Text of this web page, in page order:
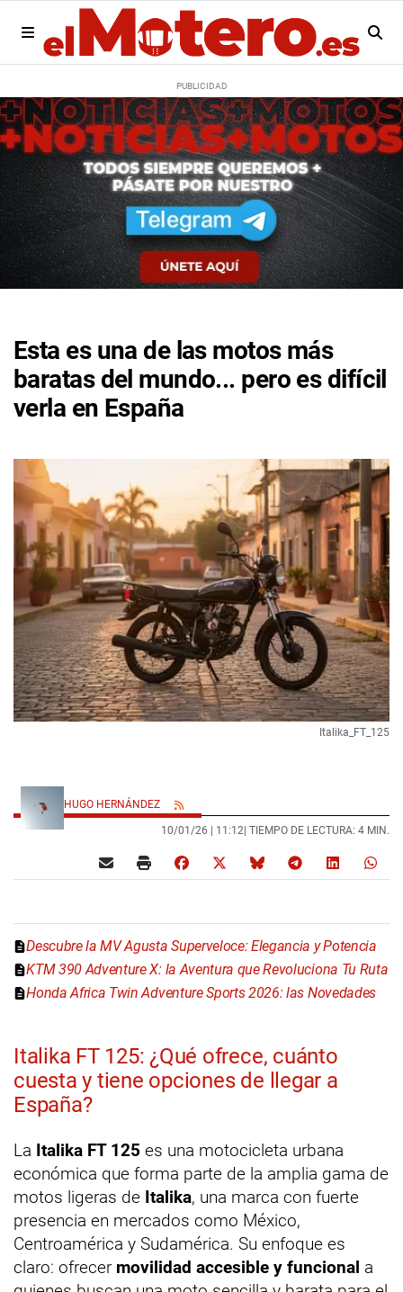
Esta es una de las motos más
baratas del mundo... pero es difícil
verla en España
Italika_FT_125
HUGO HERNÁNDEZ
10/01/26 | 11:12 | TIEMPO DE LECTURA: 4 MIN.
Descubre la MV Agusta Superveloce: Elegancia y Potencia
KTM 390 Adventure X: la Aventura que Revoluciona Tu Ruta
Honda Africa Twin Adventure Sports 2026: las Novedades
Italika FT 125: ¿Qué ofrece, cuánto
cuesta y tiene opciones de llegar a
España?
La Italika FT 125 es una motocicleta urbana
económica que forma parte de la amplia gama de
motos ligeras de Italika, una marca con fuerte
presencia en mercados como México,
Centroamérica y Sudamérica. Su enfoque es
claro: ofrecer movilidad accesible y funcional a